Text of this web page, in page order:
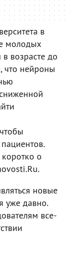
в
молодых
возрасте до
что нейроны
коротко о
новые
уже давно.
все-